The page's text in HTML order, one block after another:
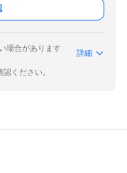
場合があります
詳細
ください。